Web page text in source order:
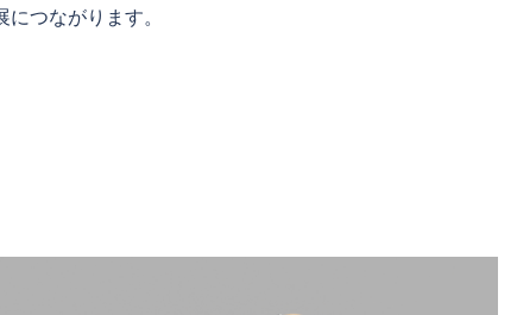
つながります。